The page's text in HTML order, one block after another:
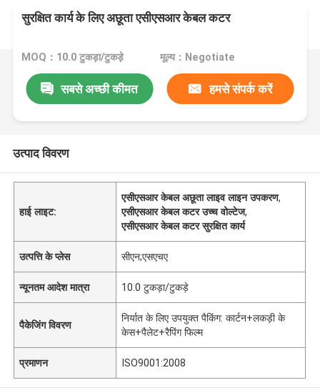
सुरक्षित कार्य के लिए अछूता एसीएसआर केबल कटर
MOQ：10.0 टुकड़ा/टुकड़े मूल्य：Negotiate
सबसे अच्छी कीमत हमसे संपर्क करें
उत्पाद विवरण
हाई लाइट:
एसीएसआर केबल अछूता लाइव लाइन उपकरण,
एसीएसआर केबल कटर उच्च वोल्टेज,
एसीएसआर केबल कटर सुरक्षित कार्य
उत्पत्ति के प्लेस सीएन;एसएचए
न्यूनतम आदेश मात्रा 10.0 टुकड़ा/टुकड़े
पैकेजिंग विवरण
निर्यात के लिए उपयुक्त पैकिंग: कार्टन+लकड़ी के
केस+पैलेट+रैपिंग फिल्म
प्रमाणन ISO9001:2008